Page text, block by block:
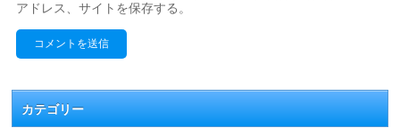
アドレス、サイトを保存する。
カテゴリー